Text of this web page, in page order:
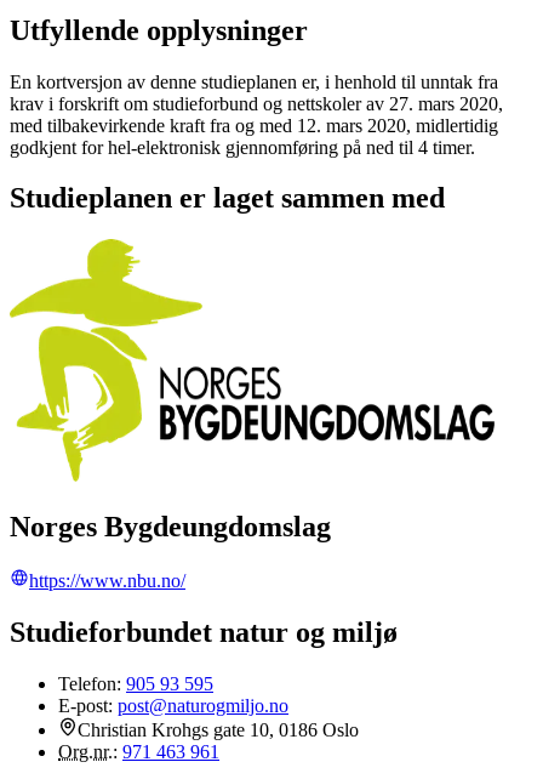
Utfyllende opplysninger
En kortversjon av denne studieplanen er, i henhold til unntak fra
krav i forskrift om studieforbund og nettskoler av 27. mars 2020,
med tilbakevirkende kraft fra og med 12. mars 2020, midlertidig
godkjent for hel-elektronisk gjennomføring på ned til 4 timer.
Studieplanen er laget sammen med
Norges Bygdeungdomslag
https://www.nbu.no/
Studieforbundet natur og miljø
Telefon: 905 93 595
E-post: post@naturogmiljo.no
Christian Krohgs gate 10, 0186 Oslo
Org.nr.: 971 463 961